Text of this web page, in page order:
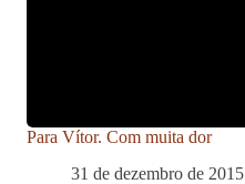
Para Vítor. Com muita dor
31 de dezembro de 2015